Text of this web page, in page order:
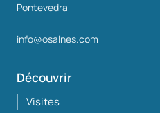
Pontevedra
info@osalnes.com
Découvrir
Visites